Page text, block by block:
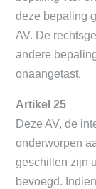
deze bepaling
AV. De
andere
onaangetast.
Artikel 25
Deze AV, de
onderworpen
geschillen zijn
bevoegd.